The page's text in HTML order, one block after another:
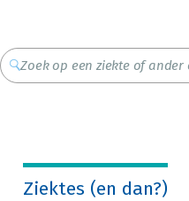
Ziektes (en dan?)